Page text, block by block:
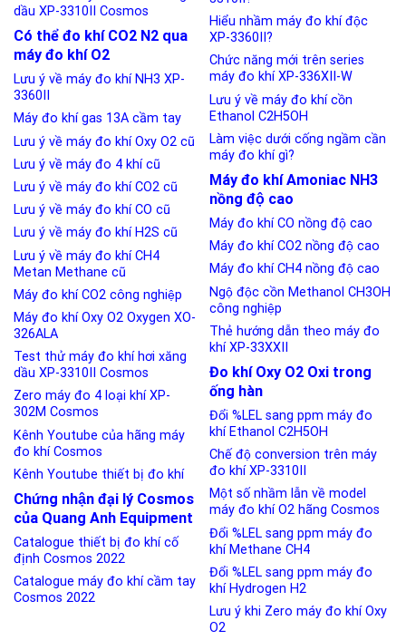
dầu XP-3310II Cosmos
Có thể đo khí CO2 N2 qua
máy đo khí O2
Lưu ý về máy đo khí NH3 XP-
3360II
Máy đo khí gas 13A cầm tay
Lưu ý về máy đo khí Oxy O2 cũ
Lưu ý về máy đo 4 khí cũ
Lưu ý về máy đo khí CO2 cũ
Lưu ý về máy đo khí CO cũ
Lưu ý về máy đo khí H2S cũ
Lưu ý về máy đo khí CH4
Metan Methane cũ
Máy đo khí CO2 công nghiệp
Máy đo khí Oxy O2 Oxygen XO-
326ALA
Test thử máy đo khí hơi xăng
dầu XP-3310II Cosmos
Zero máy đo 4 loại khí XP-
302M Cosmos
Kênh Youtube của hãng máy
đo khí Cosmos
Kênh Youtube thiết bị đo khí
Chứng nhận đại lý Cosmos
của Quang Anh Equipment
Catalogue thiết bị đo khí cố
định Cosmos 2022
Catalogue máy đo khí cầm tay
Cosmos 2022
Hiểu nhầm máy đo khí độc
XP-3360II?
Chức năng mới trên series
máy đo khí XP-336XII-W
Lưu ý về máy đo khí cồn
Ethanol C2H5OH
Làm việc dưới cống ngầm cần
máy đo khí gì?
Máy đo khí Amoniac NH3
nồng độ cao
Máy đo khí CO nồng độ cao
Máy đo khí CO2 nồng độ cao
Máy đo khí CH4 nồng độ cao
Ngộ độc cồn Methanol CH3OH
công nghiệp
Thẻ hướng dẫn theo máy đo
khí XP-33XXII
Đo khí Oxy O2 Oxi trong
ống hàn
Đổi %LEL sang ppm máy đo
khí Ethanol C2H5OH
Chế độ conversion trên máy
đo khí XP-3310II
Một số nhầm lẫn về model
máy đo khí O2 hãng Cosmos
Đổi %LEL sang ppm máy đo
khí Methane CH4
Đổi %LEL sang ppm máy đo
khí Hydrogen H2
Lưu ý khi Zero máy đo khí Oxy
O2